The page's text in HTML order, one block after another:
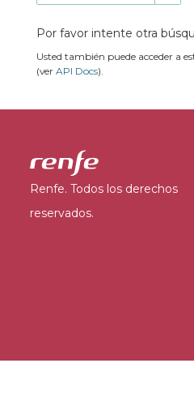
Por favor intente otra
Usted también puede acceder a
(ver API Docs).
Renfe. Todos los derechos
reservados.